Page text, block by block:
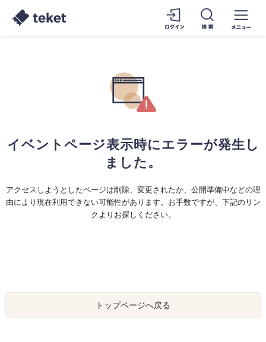
イベントページ表示時にエラーが発生し
ました。
アクセスしようとしたページは削除、変更されたか、公開準備中などの理
由により現在利用できない可能性があります。お手数ですが、下記のリン
クよりお探しください。
トップページへ戻る